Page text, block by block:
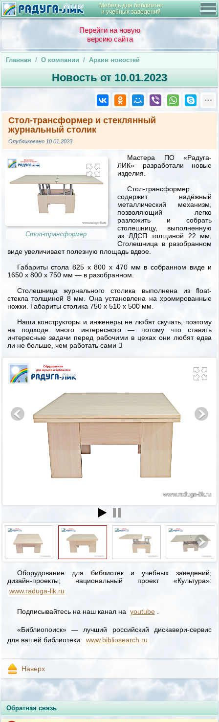
Мебель для библиотек
и учебных заведений
Перейти на новую
версию сайта
Главная /О компании /Архив новостей
Новость от 10.01.2023
Стол-трансформер и стеклянный
журнальный столик
Опубликовано 10.01.2023
Стол-трансформер
Мастера ПО «Радуга-
ЛИК» разработали новые
изделия.
Стол-трансформер
содержит надёжный
металлический механизм,
позволяющий легко
разложить и собрать
столешницу, выполненную
из ЛДСП толщиной 22 мм.
Столешница в разобранном
виде увеличивает полезную площадь вдвое.
Габариты стола 825 x 800 х 470 мм в собранном виде и
1650 х 800 х 750 мм — в разобранном.
Столешница журнального столика выполнена из float-
стекла толщиной 8 мм. Она установлена на хромированные
ножки. Габариты столика 750 х 510 х 500 мм.
Наши конструкторы и инженеры не любят скучать, поэтому
на подходе много интересного — потому что ставить
интересные задачи перед рабочими в цехах они любят едва
ли не больше, чем работать сами 
Оборудование для библиотек и учебных заведений;
дизайн-проекты; национальный проект «Культура»:
www.raduga-lik.ru
Подписывайтесь на наш канал на youtube .
«Библиопоиск» — лучший российский дискавери-сервис
для вашей библиотеки: www.bibliosearch.ru
Наверх
Обратная связь